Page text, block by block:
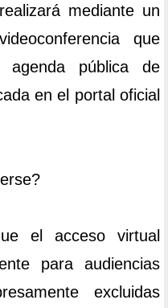
mediante un
que
pública de
en el portal oficial
el acceso virtual
para audiencias
excluidas